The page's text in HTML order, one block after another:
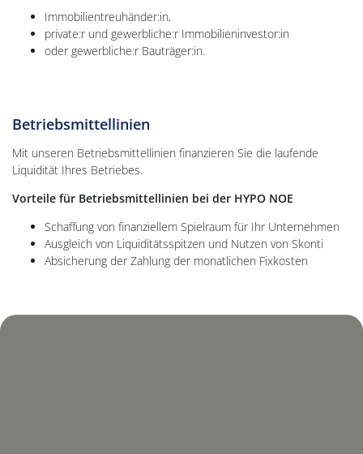
Immobilientreuhänder:in,
private:r und gewerbliche:r Immobilieninvestor:in
oder gewerbliche:r Bauträger:in.
Betriebsmittellinien
Mit unseren Betriebsmittellinien finanzieren Sie die laufende
Liquidität Ihres Betriebes.
Vorteile für Betriebsmittellinien bei der HYPO NOE
Schaffung von finanziellem Spielraum für Ihr Unternehmen
Ausgleich von Liquiditätsspitzen und Nutzen von Skonti
Absicherung der Zahlung der monatlichen Fixkosten
Hintergrundbild: Wohnbau Baustelle bei Sonnenuntergang mit zwei